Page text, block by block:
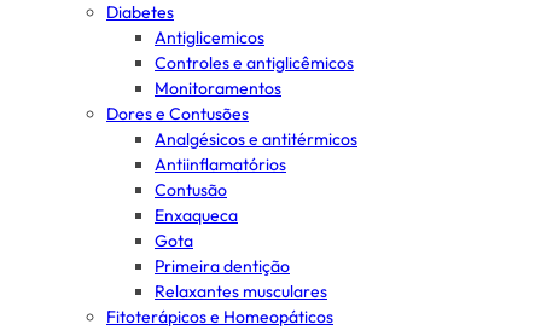
Diabetes
Antiglicemicos
Controles e antiglicêmicos
Monitoramentos
Dores e Contusões
Analgésicos e antitérmicos
Antiinflamatórios
Contusão
Enxaqueca
Gota
Primeira dentição
Relaxantes musculares
Fitoterápicos e Homeopáticos